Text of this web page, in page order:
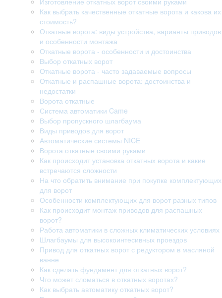
Как выбрать качественные откатные ворота и какова их
стоимость?
Откатные ворота: виды устройства, варианты приводов
и особенности монтажа
Откатные ворота - особенности и достоинства
Выбор откатных ворот
Откатные ворота - часто задаваемые вопросы
Откатные и распашные ворота: достоинства и
недостатки
Ворота откатные
Система автоматики Came
Выбор пропускного шлагбаума
Виды приводов для ворот
Автоматические системы NICE
Ворота откатные своими руками
Как происходит установка откатных ворота и какие
встречаются сложности
На что обратить внимание при покупке комплектующих
для ворот
Особенности комплектующих для ворот разных типов
Как происходит монтаж приводов для распашных
ворот?
Работа автоматики в сложных климатических условиях
Шлагбаумы для высокоинтесивных проездов
Привод для откатных ворот с редуктором в масляной
ванне
Как сделать фундамент для откатных ворот?
Что может сломаться в откатных воротах?
Как выбрать автоматику откатных ворот?